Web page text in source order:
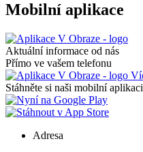
Mobilní aplikace
Aktuální informace od nás
Přímo ve vašem telefonu
Stáhněte si naši mobilní
Adresa